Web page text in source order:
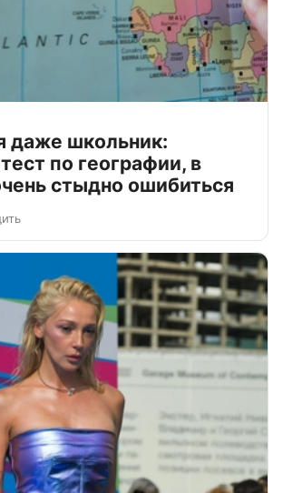
даже школьник:
по географии, в
стыдно ошибиться